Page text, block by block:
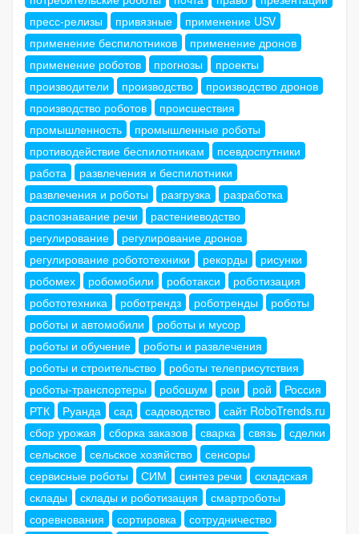
пресс-релизы
привязные
применение USV
применение беспилотников
применение дронов
применение роботов
прогнозы
проекты
производители
производство
производство дронов
производство роботов
происшествия
промышленность
промышленные роботы
противодействие беспилотникам
псевдоспутники
работа
развлечения и беспилотники
развлечения и роботы
разгрузка
разработка
распознавание речи
растениеводство
регулирование
регулирование дронов
регулирование робототехники
рекорды
рисунки
робомех
робомобили роботакси
роботизация
робототехника
роботрендз роботренды
роботы
роботы и автомобили
роботы и мусор
роботы и обучение
роботы и развлечения
роботы и строительство
роботы телеприсутствия
роботы-транспортеры
робошум рои рой
Россия
РТК
Руанда сад садоводство
сайт RoboTrends.ru
сбор урожая
сборка заказов сварка связь
сделки
сельское
сельское хозяйство
сенсоры
сервисные роботы
СИМ синтез речи
складская
склады
склады и роботизация
смартроботы
соревнования
сортировка
сотрудничество